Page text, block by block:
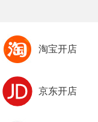
淘宝开店
京东开店